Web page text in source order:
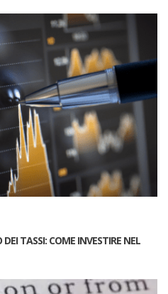
TASSI: COME INVESTIRE NEL